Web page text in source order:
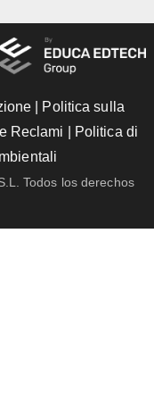
Politica sulla
Reclami
Politica di
Todos los derechos